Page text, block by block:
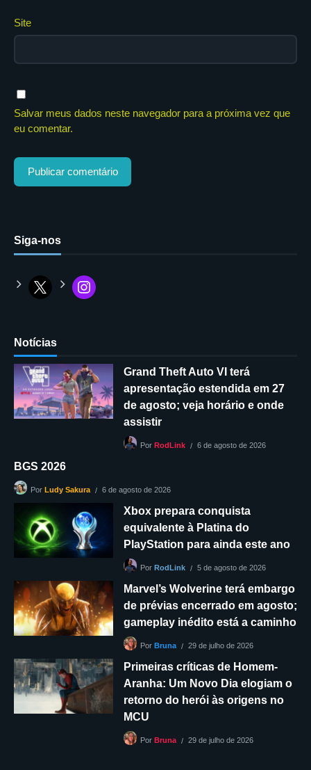
Site
Salvar meus dados neste navegador para a próxima vez que
eu comentar.
Siga-nos
Notícias
Grand Theft Auto VI terá
apresentação estendida em 27
de agosto; veja horário e onde
assistir
Por RodLink 6 de agosto de 2026
BGS 2026
Por Ludy Sakura 6 de agosto de 2026
Xbox prepara conquista
equivalente à Platina do
PlayStation para ainda este ano
Por RodLink 5 de agosto de 2026
Marvel’s Wolverine terá embargo
de prévias encerrado em agosto;
gameplay inédito está a caminho
Por Bruna 29 de julho de 2026
Primeiras críticas de Homem-
Aranha: Um Novo Dia elogiam o
retorno do herói às origens no
MCU
Por Bruna 29 de julho de 2026